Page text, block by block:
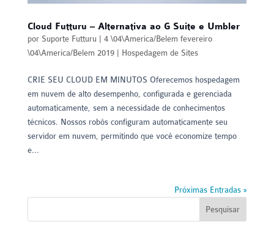
Cloud Futturu – Alternativa ao G Suite e Umbler
por Suporte Futturu| 4 \04\America/Belem fevereiro
\04\America/Belem 2019| Hospedagem de Sites
CRIE SEU CLOUD EM MINUTOS Oferecemos hospedagem
em nuvem de alto desempenho, configurada e gerenciada
automaticamente, sem a necessidade de conhecimentos
técnicos. Nossos robôs configuram automaticamente seu
servidor em nuvem, permitindo que você economize tempo
e...
Próximas Entradas »